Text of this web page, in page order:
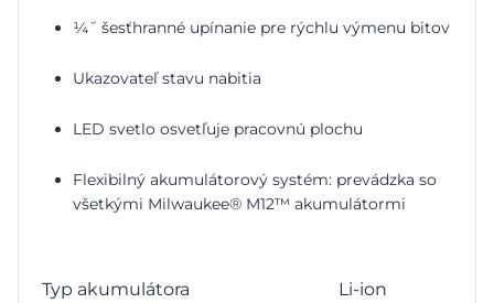
¼˝ šesťhranné upínanie pre rýchlu výmenu bitov
Ukazovateľ stavu nabitia
LED svetlo osvetľuje pracovnú plochu
Flexibilný akumulátorový systém: prevádzka so
všetkými Milwaukee® M12™ akumulátormi
Typ akumulátora
Li-ion